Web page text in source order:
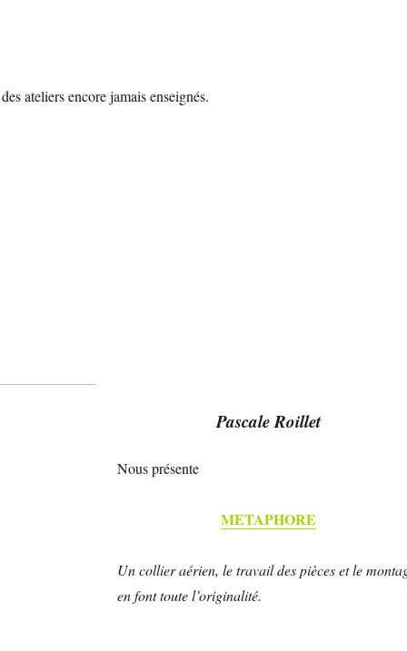
ateliers encore jamais enseignés.
Pascale Roillet
Nous présente
METAPHORE
Un collier aérien, le travail des pièces et le
en font toute l’originalité.